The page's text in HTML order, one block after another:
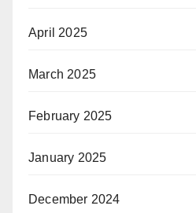
April 2025
March 2025
February 2025
January 2025
December 2024